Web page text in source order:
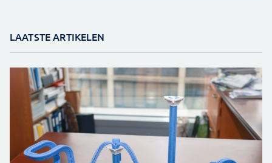
LAATSTE ARTIKELEN